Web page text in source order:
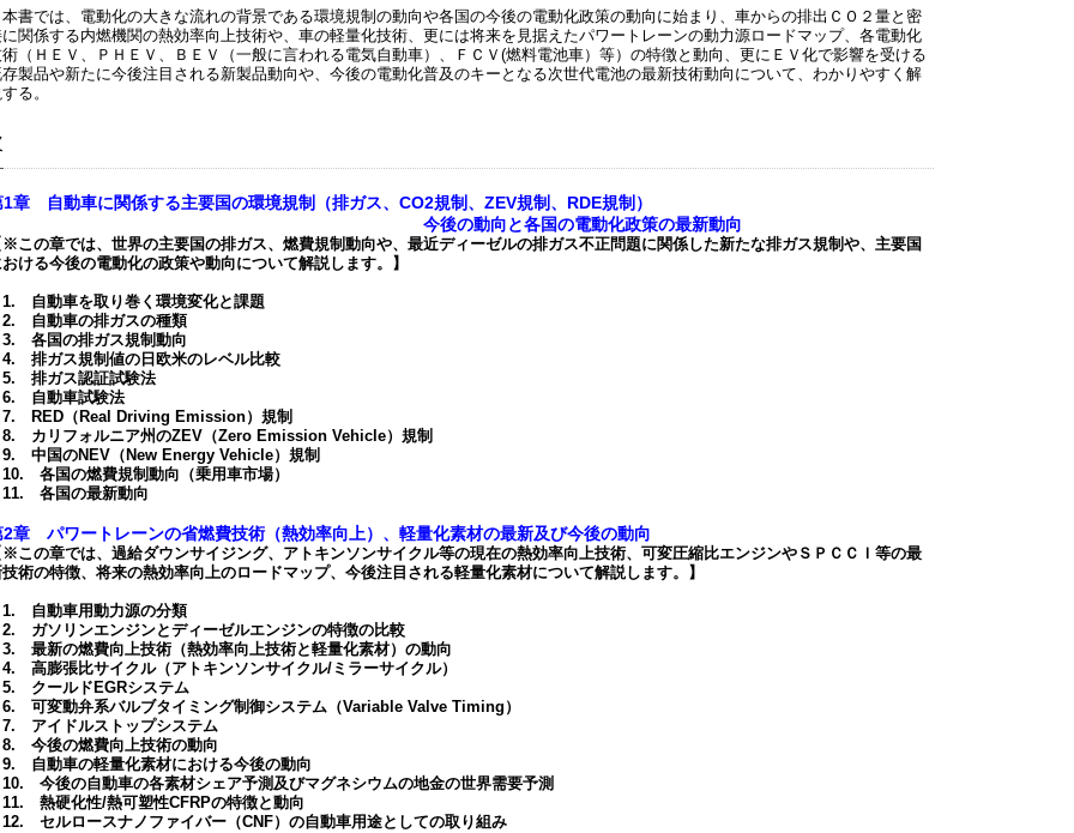
書では、電動化の大きな流れの背景である環境規制の動向や各国の今後の電動化政策の動向に始まり、車からの排出ＣＯ２量と密
関係する内燃機関の熱効率向上技術や、車の軽量化技術、更には将来を見据えたパワートレーンの動力源ロードマップ、各電動化
（ＨＥＶ、ＰＨＥＶ、ＢＥＶ（一般に言われる電気自動車）、ＦＣＶ(燃料電池車）等）の特徴と動向、更にＥＶ化で影響を受ける
製品や新たに今後注目される新製品動向や、今後の電動化普及のキーとなる次世代電池の最新技術動向について、わかりやすく解
る。
1章 自動車に関係する主要国の環境規制（排ガス、CO2規制、ZEV規制、RDE規制）
後の動向と各国の電動化政策の最新動向
この章では、世界の主要国の排ガス、燃費規制動向や、最近ディーゼルの排ガス不正問題に関係した新たな排ガス規制や、主要国
ける今後の電動化の政策や動向について解説します。】
自動車を取り巻く環境変化と課題
自動車の排ガスの種類
各国の排ガス規制動向
排ガス規制値の日欧米のレベル比較
排ガス認証試験法
自動車試験法
RED（Real Driving Emission）規制
カリフォルニア州のZEV（Zero Emission Vehicle）規制
中国のNEV（New Energy Vehicle）規制
各国の燃費規制動向（乗用車市場）
各国の最新動向
2章 パワートレーンの省燃費技術（熱効率向上）、軽量化素材の最新及び今後の動向
この章では、過給ダウンサイジング、アトキンソンサイクル等の現在の熱効率向上技術、可変圧縮比エンジンやＳＰＣＣＩ等の最
術の特徴、将来の熱効率向上のロードマップ、今後注目される軽量化素材について解説します。】
自動車用動力源の分類
ガソリンエンジンとディーゼルエンジンの特徴の比較
最新の燃費向上技術（熱効率向上技術と軽量化素材）の動向
高膨張比サイクル（アトキンソンサイクル/ミラーサイクル）
クールドEGRシステム
可変動弁系バルブタイミング制御システム（Variable Valve Timing）
アイドルストップシステム
今後の燃費向上技術の動向
自動車の軽量化素材における今後の動向
今後の自動車の各素材シェア予測及びマグネシウムの地金の世界需要予測
熱硬化性/熱可塑性CFRPの特徴と動向
セルロースナノファイバー（CNF）の自動車用途としての取り組み